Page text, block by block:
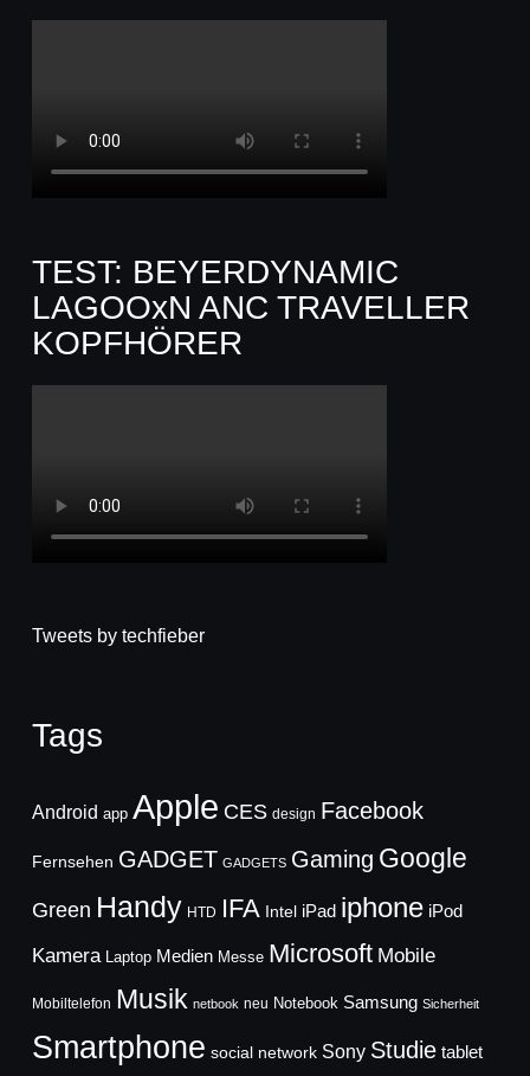
TEST: BEYERDYNAMIC
LAGOOxN ANC TRAVELLER
KOPFHÖRER
Tweets by techfieber
Tags
Android app Apple CES design Facebook
Fernsehen GADGET GADGETS Gaming Google
Green Handy HTD IFA Intel iPad iphone iPod
Kamera Laptop Medien Messe Microsoft Mobile
Mobiltelefon Musik netbook neu Notebook Samsung Sicherheit
Smartphone social network Sony Studie tablet